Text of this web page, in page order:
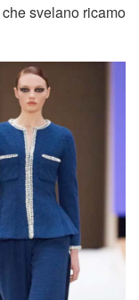
che svelano ricamo